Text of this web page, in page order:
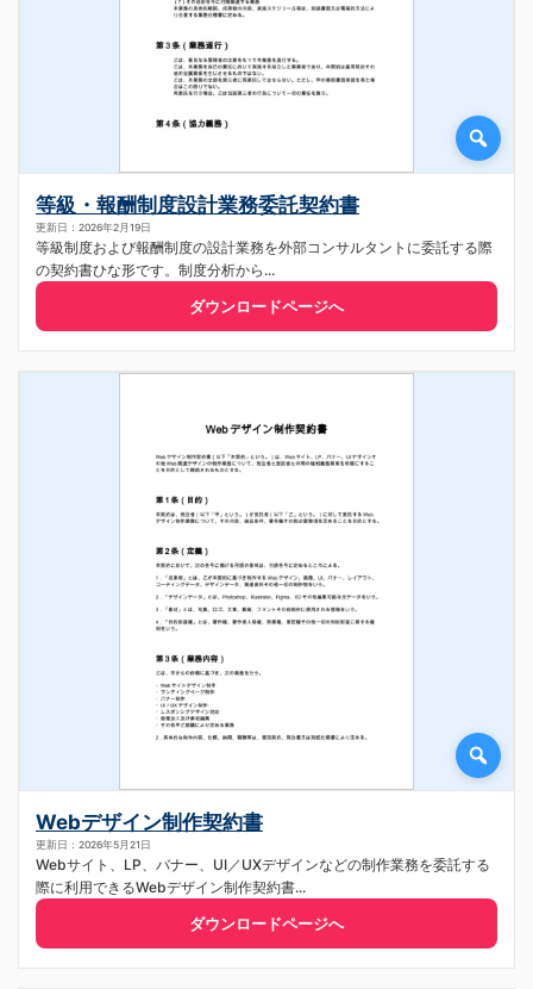
等級・報酬制度設計業務委託契約書
更新日：2026年2月19日
等級制度および報酬制度の設計業務を外部コンサルタントに委託する際
の契約書ひな形です。制度分析から...
ダウンロードページへ
Webデザイン制作契約書
更新日：2026年5月21日
Webサイト、LP、バナー、UI／UXデザインなどの制作業務を委託する
際に利用できるWebデザイン制作契約書...
ダウンロードページへ